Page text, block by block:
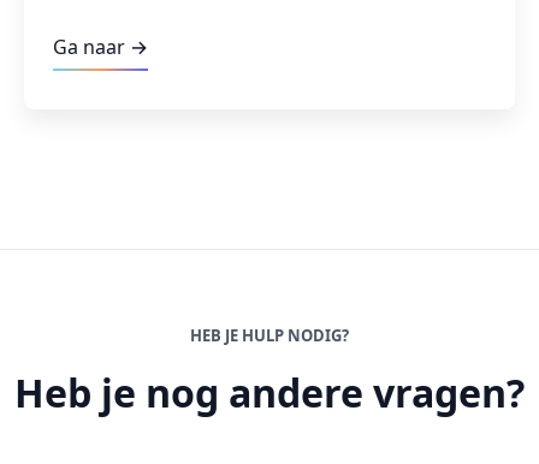
Ga naar →
HEB JE HULP NODIG?
Heb je nog andere vragen?